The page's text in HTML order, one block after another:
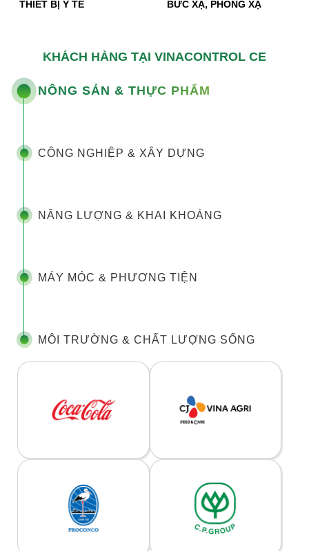
THIẾT BỊ Y TẾ
BỨC XẠ, PHÓNG XẠ
KHÁCH HÀNG TẠI VINACONTROL CE
NÔNG SẢN & THỰC PHẨM
CÔNG NGHIỆP & XÂY DỰNG
NĂNG LƯỢNG & KHAI KHOÁNG
MÁY MÓC & PHƯƠNG TIỆN
MÔI TRƯỜNG & CHẤT LƯỢNG SỐNG